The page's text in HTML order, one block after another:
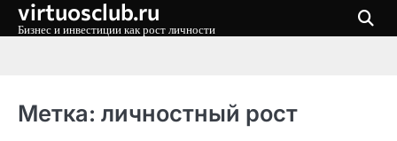
Перейти
virtuosclub.ru
Бизнес и инвестиции как рост личности
Метка: личностный рост